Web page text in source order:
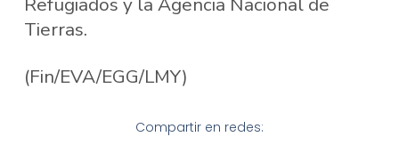
Tierras.
(Fin/EVA/EGG/LMY)
Compartir en redes: